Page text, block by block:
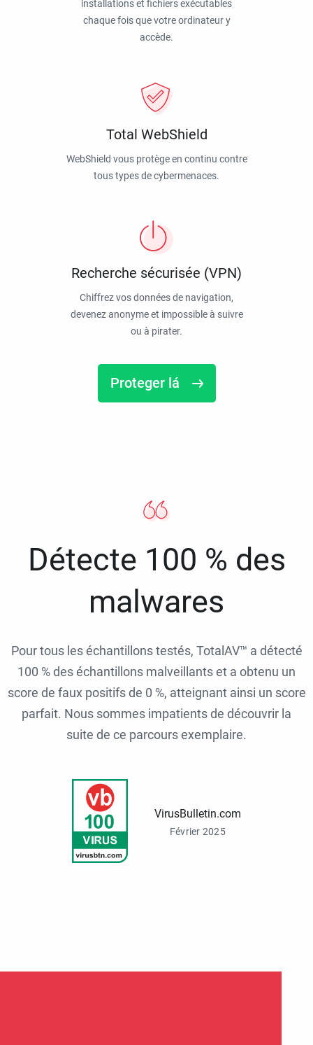
installations et fichiers exécutables
chaque fois que votre ordinateur y
accède.
Total WebShield
WebShield vous protège en continu contre
tous types de cybermenaces.
Recherche sécurisée (VPN)
Chiffrez vos données de navigation,
devenez anonyme et impossible à suivre
ou à pirater.
Proteger lá
Détecte 100 % des
malwares
Pour tous les échantillons testés, TotalAV™ a détecté
100 % des échantillons malveillants et a obtenu un
score de faux positifs de 0 %, atteignant ainsi un score
parfait. Nous sommes impatients de découvrir la
suite de ce parcours exemplaire.
VirusBulletin.com
Février 2025